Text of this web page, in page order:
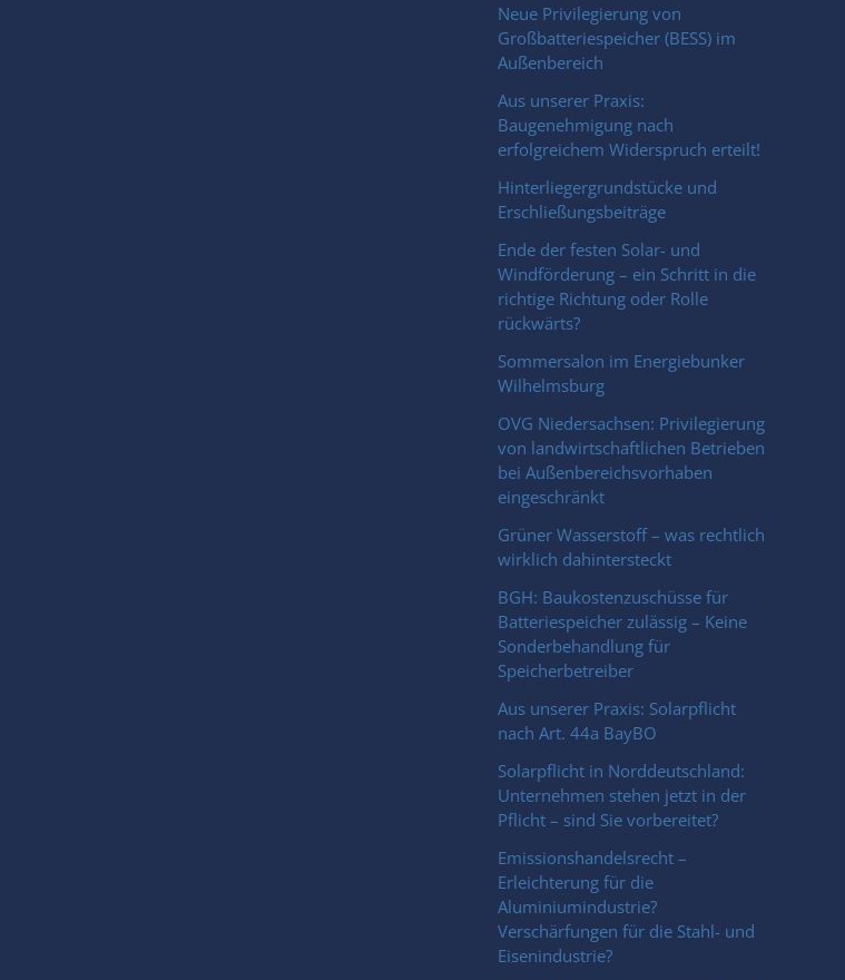
Neue Privilegierung von
Großbatteriespeicher (BESS) im
Außenbereich
Aus unserer Praxis:
Baugenehmigung nach
erfolgreichem Widerspruch erteilt!
Hinterliegergrundstücke und
Erschließungsbeiträge
Ende der festen Solar- und
Windförderung – ein Schritt in die
richtige Richtung oder Rolle
rückwärts?
Sommersalon im Energiebunker
Wilhelmsburg
OVG Niedersachsen: Privilegierung
von landwirtschaftlichen Betrieben
bei Außenbereichsvorhaben
eingeschränkt
Grüner Wasserstoff – was rechtlich
wirklich dahintersteckt
BGH: Baukostenzuschüsse für
Batteriespeicher zulässig – Keine
Sonderbehandlung für
Speicherbetreiber
Aus unserer Praxis: Solarpflicht
nach Art. 44a BayBO
Solarpflicht in Norddeutschland:
Unternehmen stehen jetzt in der
Pflicht – sind Sie vorbereitet?
Emissionshandelsrecht –
Erleichterung für die
Aluminiumindustrie?
Verschärfungen für die Stahl- und
Eisenindustrie?